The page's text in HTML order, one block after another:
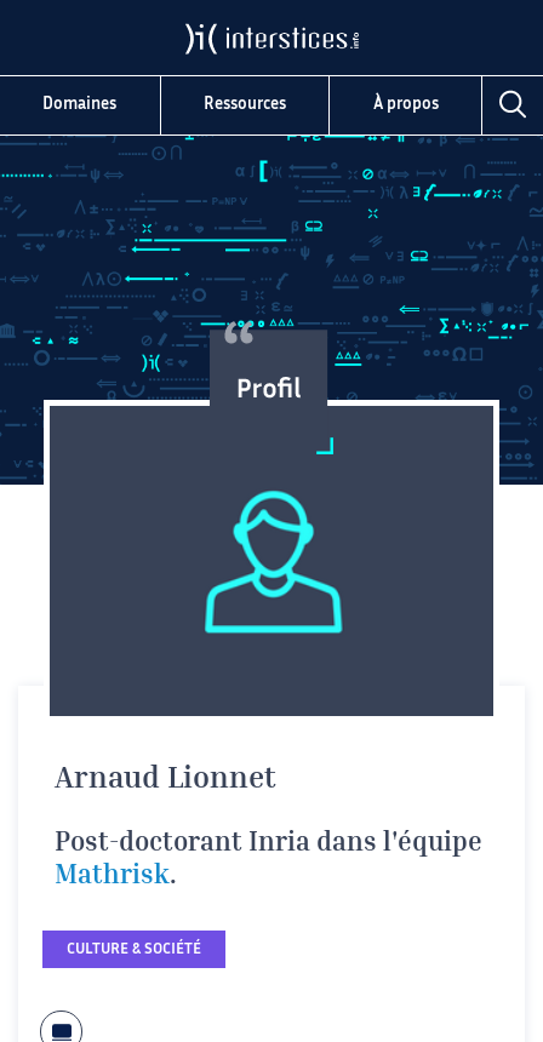
Domaines Ressources À propos
Arnaud Lionnet
Post-doctorant Inria dans l'équipe
Mathrisk.
CULTURE & SOCIÉTÉ